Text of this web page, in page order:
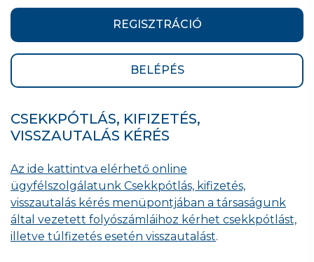
REGISZTRÁCIÓ
BELÉPÉS
CSEKKPÓTLÁS, KIFIZETÉS,
VISSZAUTALÁS KÉRÉS
Az ide kattintva elérhető online
ügyfélszolgálatunk Csekkpótlás, kifizetés,
visszautalás kérés menüpontjában a társaságunk
által vezetett folyószámláihoz kérhet csekkpótlást,
illetve túlfizetés esetén visszautalást.